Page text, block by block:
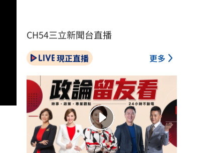
CH54三立新聞台直播
現正直播 更多